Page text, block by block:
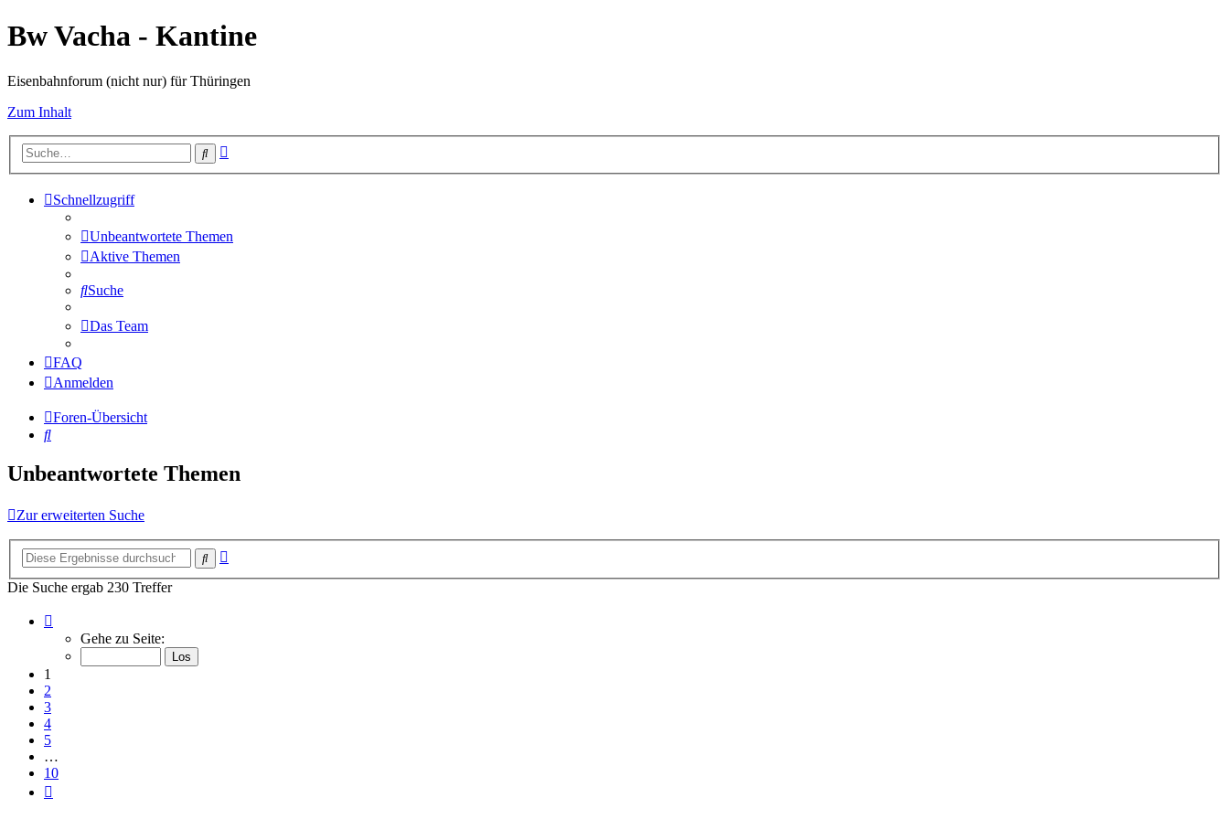
Bw Vacha - Kantine
Eisenbahnforum (nicht nur) für Thüringen
Zum Inhalt
Suche
Schnellzugriff
Unbeantwortete Themen
Aktive Themen
Suche
Das Team
FAQ
Anmelden
Foren-Übersicht
Suche
Unbeantwortete Themen
Zur erweiterten Suche
Suche
Die Suche ergab 230 Treffer
von
Gehe zu Seite:
1
2
3
4
5
…
10